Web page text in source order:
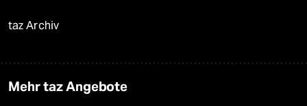
taz Archiv
Mehr taz Angebote